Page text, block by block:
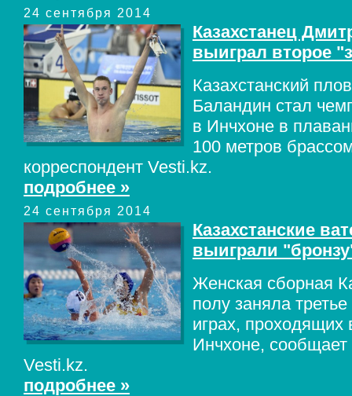
24 сентября 2014
Казахстанец
выиграл второе
Казахстанский
Баландин стал
в Инчхоне в
100 метров
корреспондент Vesti.kz.
подробнее »
24 сентября 2014
Казахстанские
выиграли
Женская сборная
полу заняла
играх,
Инчхоне, сообщает
Vesti.kz.
подробнее »